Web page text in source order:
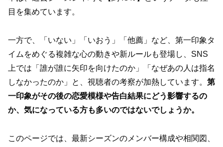
目を集めています。
一方で、「いない」「いおう」「他薦」など、第一印象タ
イムをめぐる複雑な心の動きや新ルールも登場し、SNS
上では「誰が誰に矢印を向けたのか」「なぜあの人は指名
しなかったのか」と、視聴者の考察が加熱しています。 第
一印象がその後の恋愛模様や告白結果にどう影響するの
か、気になっている方も多いのではないでしょうか。
このページでは、最新シーズンのメンバー構成や相関図、